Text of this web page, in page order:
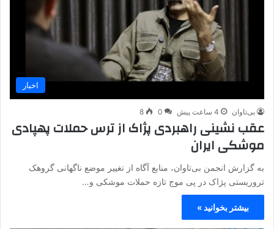
اخبار
بی‌تاوان 4 ساعت پیش 0
8
عقب نشینی راهبردی پژاک از ترس حملات پهپادی
موشکی ایران
به گزارش انجمن بی‌تاوان، منابع آگاه از تغییر موضع ناگهانی گروهک
تروریستی پژاک در پی موج تازه حملات موشکی و…
بیشتر بخوانید »